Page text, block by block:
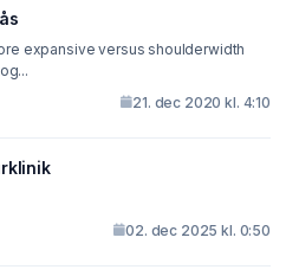
expansive versus shoulderwidth
21. dec 2020 kl. 4:10
02. dec 2025 kl. 0:50